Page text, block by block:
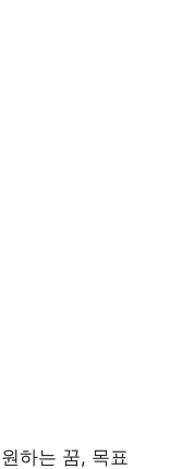
하는 꿈, 목표